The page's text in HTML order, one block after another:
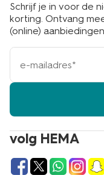
volg HEMA
Schrijf je in voor de
korting. Ontvang
(online)
e-
mailadres